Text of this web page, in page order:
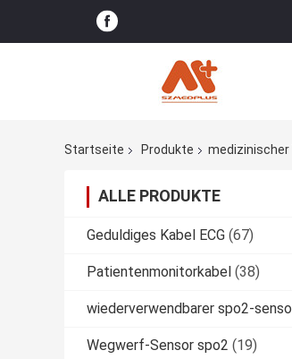
Startseite Produkte
ALLE PRODUKTE
Geduldiges Kabel ECG (67)
Patientenmonitorkabel (38)
wiederverwendbarer spo2-
Wegwerf-Sensor spo2 (19)